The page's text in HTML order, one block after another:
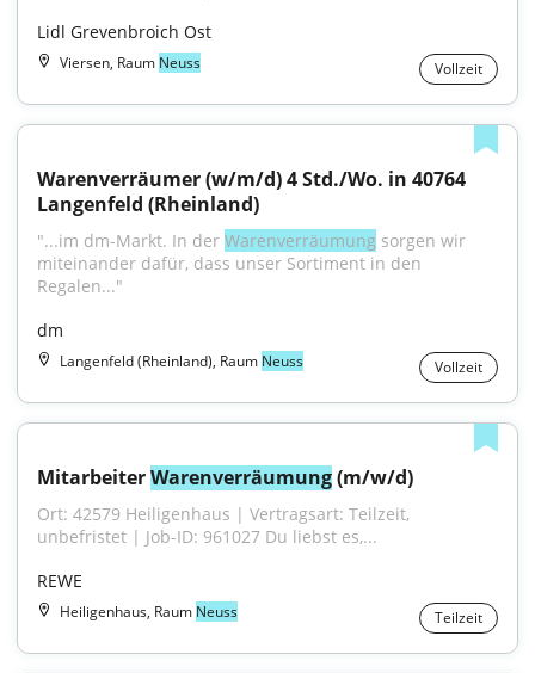
Lidl Grevenbroich Ost
Viersen, Raum Neuss Vollzeit
Warenverräumer (w/m/d) 4 Std./Wo. in 40764
Langenfeld (Rheinland)
"...im dm-Markt. In der Warenverräumung sorgen wir
miteinander dafür, dass unser Sortiment in den
Regalen..."
dm
Langenfeld (Rheinland), Raum Neuss Vollzeit
Mitarbeiter Warenverräumung (m/w/d)
Ort: 42579 Heiligenhaus | Vertragsart: Teilzeit,
unbefristet | Job-ID: 961027 Du liebst es,...
REWE
Heiligenhaus, Raum Neuss Teilzeit